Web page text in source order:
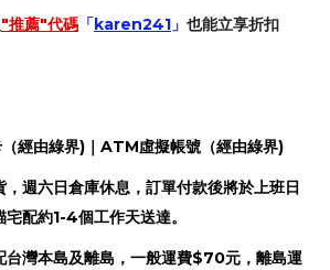
"推薦"代碼 「 karen241 」 也能立享折扣
經由綠界)｜ATM虛擬帳號（經由綠界)
，週六日倉庫休息 ， 訂單付款後將於上班日
宅配約1-4個工作天送達。
台灣本島及離島，一般運費$70元， 離島運